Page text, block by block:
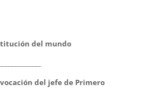
del mundo
del jefe de Primero